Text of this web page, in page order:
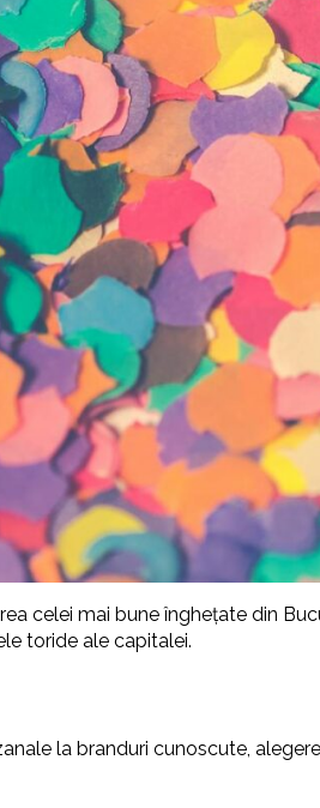
celei mai bune înghețate din
toride ale capitalei.
la branduri cunoscute,